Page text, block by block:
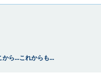
ら...これからも...